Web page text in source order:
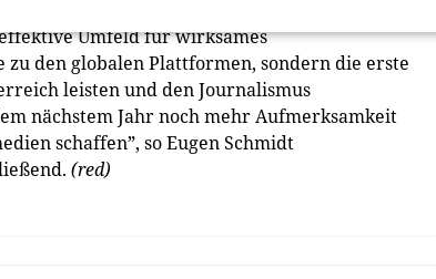
Umfeld für wirksames
den globalen Plattformen, sondern die erste
leisten und den Journalismus
nächstem Jahr noch mehr Aufmerksamkeit
schaffen”, so Eugen Schmidt
(red)